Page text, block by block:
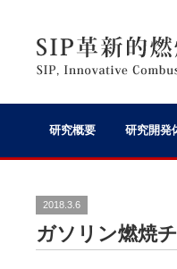
研究概要 研究開発
2018.3.6
ガソリン燃焼